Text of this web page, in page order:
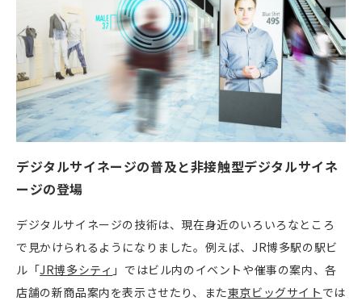
デジタルサイネージの普及と非接触型デジタルサイネ
ージの登場
デジタルサイネージの技術は、現在身近のいろいろなところ
で見かけられるようになりました。例えば、JR博多駅の駅ビ
ル「JR博多シティ 」ではビル内のイベントや催事の案内、各
店舗の新商品案内を表示させたり、また東京ビッグサイト では